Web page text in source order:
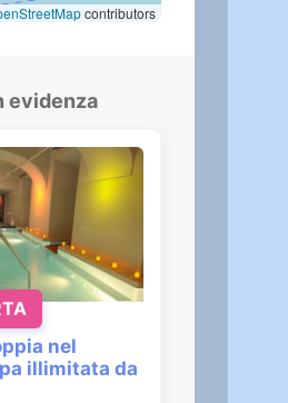
contributors
evidenza
nel
illimitata da